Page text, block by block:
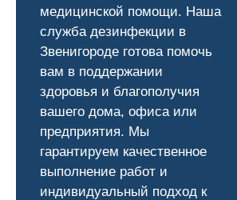
медицинской помощи. Наша
служба дезинфекции в
Звенигороде готова помочь
вам в поддержании
здоровья и благополучия
вашего дома, офиса или
предприятия. Мы
гарантируем качественное
выполнение работ и
индивидуальный подход к